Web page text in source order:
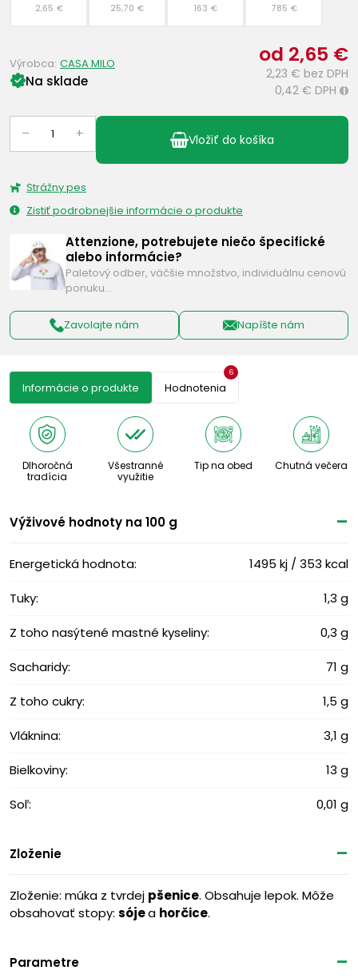
2,65 € 25,70 € 163 € 785 €
od 2,65 €
2,23 € bez DPH
0,42 € DPH i
Na sklade
Výrobca: CASA MILO
– + Vložiť do košíka
Strážny pes
Zistiť podrobnejšie informácie o produkte
Attenzione, potrebujete niečo špecifické
alebo informácie?
Paletový odber, väčšie množstvo, individuálnu cenovú
ponuku…
Zavolajte nám Napíšte nám
Informácie o produkte Hodnotenia
6
Dlhoročná
tradícia
Všestranné
využitie
Tip na obed Chutná večera
Výživové ​​hodnoty na 100 g
Energetická hodnota: 1495 kj / 353 kcal
Tuky: 1,3 g
Z toho nasýtené mastné kyseliny: 0,3 g
Sacharidy: 71 g
Z toho cukry: 1,5 g
Vláknina: 3,1 g
Bielkoviny: 13 g
Soľ: 0,01 g
Zloženie
Zloženie: múka z tvrdej pšenice. Obsahuje lepok. Môže
obsahovať stopy: sójea horčice.
Parametre